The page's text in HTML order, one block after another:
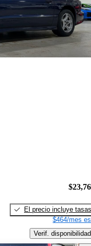
El precio incluye tasas
$464/mes
Verif. disponibilidad